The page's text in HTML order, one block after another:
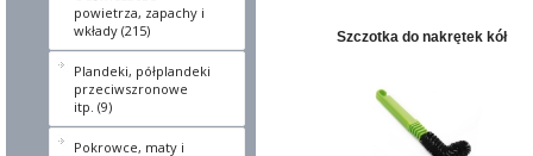
powietrza, zapachy i
wkłady (215)
Plandeki, półplandeki
przeciwszronowe
itp. (9)
Pokrowce, maty i
Szczotka do nakrętek kół